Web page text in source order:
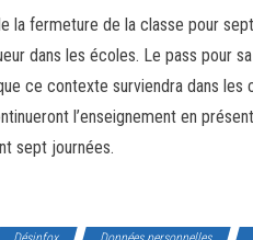
la fermeture de la classe pour
dans les écoles. Le pass pour
ce contexte surviendra dans les
l’enseignement en
sept journées.